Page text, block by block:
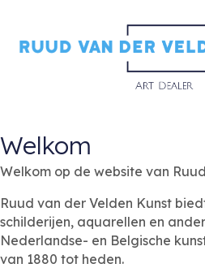
Welkom
Welkom op de website van
Ruud van der Velden Kunst
schilderijen, aquarellen en
Nederlandse- en Belgische
van 1880 tot heden.